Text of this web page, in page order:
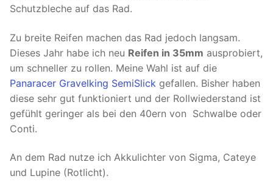
Schutzbleche auf das Rad.
Zu breite Reifen machen das Rad jedoch langsam.
Dieses Jahr habe ich neu Reifen in 35mm ausprobiert,
um schneller zu rollen. Meine Wahl ist auf die
Panaracer Gravelking SemiSlick gefallen. Bisher haben
diese sehr gut funktioniert und der Rollwiederstand ist
gefühlt geringer als bei den 40ern von Schwalbe oder
Conti.
An dem Rad nutze ich Akkulichter von Sigma, Cateye
und Lupine (Rotlicht).